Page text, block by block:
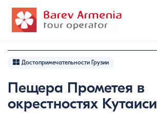
Достопримечательности Грузии
Пещера Прометея в
окрестностях Кутаиси